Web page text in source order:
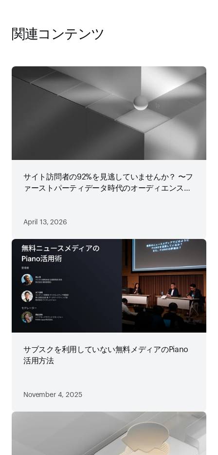
関連コンテンツ
サイト訪問者の92%を見逃していませんか？ 〜フ
ァーストパーティデータ時代のオーディエンス戦
April 13, 2026
サブスクを利用していない無料メディアのPiano
活用方法
November 4, 2025